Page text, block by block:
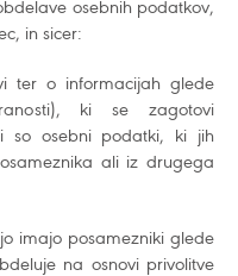
osebnih podatkov,
in sicer:
ter o informacijah glede
ki se zagotovi
so osebni podatki, ki jih
ali iz drugega
imajo posamezniki glede
na osnovi privolitve